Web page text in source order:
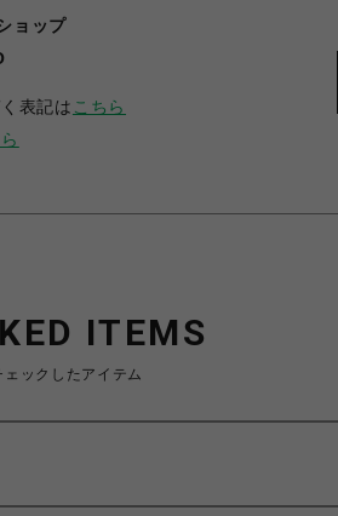
ョップ
表記は こちら
ITEMS
ェックしたアイテム